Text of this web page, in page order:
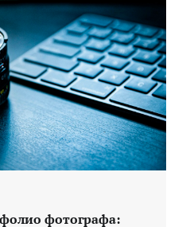
фотографа: